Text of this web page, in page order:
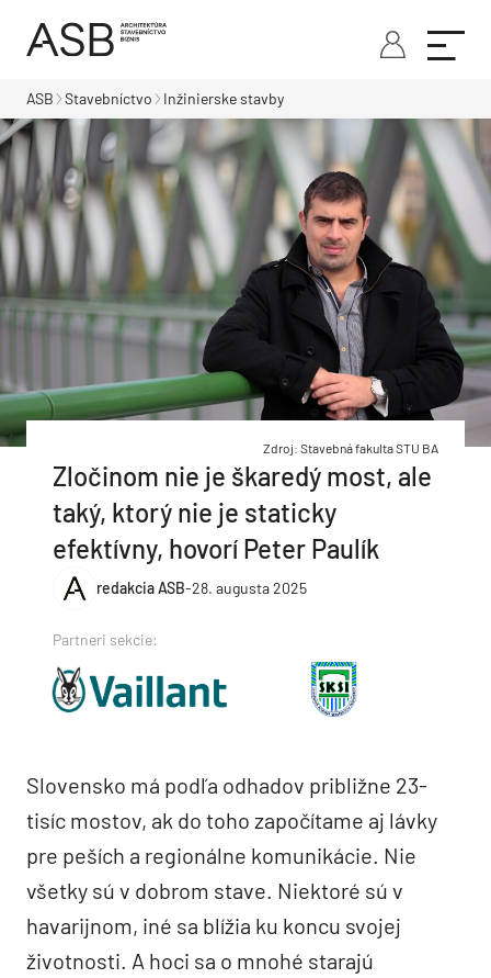
ASB Stavebníctvo Inžinierske stavby
Zdroj: Stavebná fakulta STU BA
Zločinom nie je škaredý most, ale
taký, ktorý nie je staticky
efektívny, hovorí Peter Paulík
redakcia ASB-28. augusta 2025
Partneri sekcie:
Slovensko má podľa odhadov približne 23-
tisíc mostov, ak do toho započítame aj lávky
pre peších a regionálne komunikácie. Nie
všetky sú v dobrom stave. Niektoré sú v
havarijnom, iné sa blížia ku koncu svojej
životnosti. A hoci sa o mnohé starajú